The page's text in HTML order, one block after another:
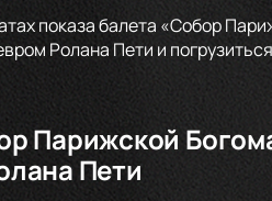
показа балета «Собор
Ролана Пети и
Парижской
Пети